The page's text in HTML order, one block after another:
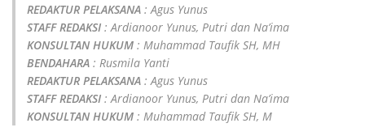
REDAKTUR PELAKSANA : Agus Yunus
STAFF REDAKSI : Ardianoor Yunus, Putri dan Na’ima
KONSULTAN HUKUM : Muhammad Taufik SH, MH
BENDAHARA : Rusmila Yanti
REDAKTUR PELAKSANA : Agus Yunus
STAFF REDAKSI : Ardianoor Yunus, Putri dan Na’ima
KONSULTAN HUKUM : Muhammad Taufik SH, M